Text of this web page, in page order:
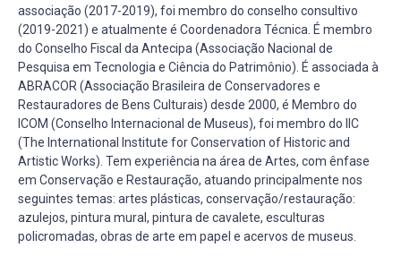
associação (2017-2019), foi membro do conselho consultivo
(2019-2021) e atualmente é Coordenadora Técnica. É membro
do Conselho Fiscal da Antecipa (Associação Nacional de
Pesquisa em Tecnologia e Ciência do Patrimônio). É associada à
ABRACOR (Associação Brasileira de Conservadores e
Restauradores de Bens Culturais) desde 2000, é Membro do
ICOM (Conselho Internacional de Museus), foi membro do IIC
(The International Institute for Conservation of Historic and
Artistic Works). Tem experiência na área de Artes, com ênfase
em Conservação e Restauração, atuando principalmente nos
seguintes temas: artes plásticas, conservação/restauração:
azulejos, pintura mural, pintura de cavalete, esculturas
policromadas, obras de arte em papel e acervos de museus.